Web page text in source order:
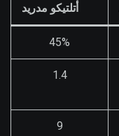
أتلتيكو مدريد
45%
1.4
9